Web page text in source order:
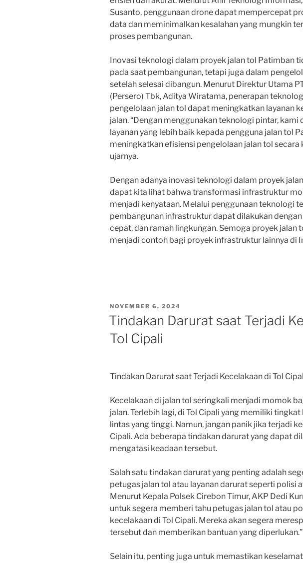
Susanto, penggunaan drone dapat mempercepat
data dan meminimalkan kesalahan yang mungkin
proses pembangunan.
Inovasi teknologi dalam proyek jalan tol Patimban
pada saat pembangunan, tetapi juga dalam
setelah selesai dibangun. Menurut Direktur Utama
(Persero) Tbk, Aditya Wiratama, penerapan
pengelolaan jalan tol dapat meningkatkan layanan
jalan. “Dengan menggunakan teknologi pintar,
layanan yang lebih baik kepada pengguna jalan tol
meningkatkan efisiensi pengelolaan jalan tol secara
ujarnya.
Dengan adanya inovasi teknologi dalam proyek
dapat kita lihat bahwa transformasi infrastruktur
menjadi kenyataan. Melalui penggunaan teknologi
pembangunan infrastruktur dapat dilakukan dengan
cepat, dan ramah lingkungan. Semoga proyek jalan
menjadi contoh bagi proyek infrastruktur lainnya di
POSTED
NOVEMBER 6, 2024
Tindakan Darurat saat Terjadi
Tol Cipali
Tindakan Darurat saat Terjadi Kecelakaan di Tol
Kecelakaan di jalan tol seringkali menjadi momok
jalan. Terlebih lagi, di Tol Cipali yang memiliki
lintas yang tinggi. Namun, jangan panik jika terjadi
Cipali. Ada beberapa tindakan darurat yang dapat
mengatasi keadaan tersebut.
Salah satu tindakan darurat yang penting adalah
petugas jalan tol atau layanan darurat seperti polisi
Menurut Kepala Polsek Cirebon Timur, AKP Dedi
untuk segera memberi tahu petugas jalan tol atau
kecelakaan di Tol Cipali. Mereka akan segera
tersebut dan memberikan bantuan yang diperlukan.”
Selain itu, penting juga untuk memastikan